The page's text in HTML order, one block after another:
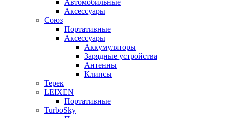
Аксессуары
Союз
Портативные
Аксессуары
Аккумуляторы
Зарядные устройства
Антенны
Клипсы
Терек
LEIXEN
Портативные
TurboSky